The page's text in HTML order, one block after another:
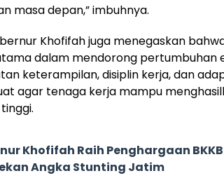
masa depan,” imbuhnya.
Khofifah juga menegaskan
dalam mendorong pertumbuhan
keterampilan, disiplin kerja, dan
agar tenaga kerja mampu
Khofifah Raih Penghargaan
Angka Stunting Jatim